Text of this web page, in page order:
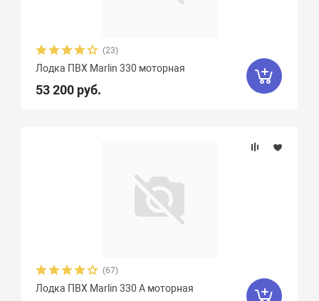
(23)
Лодка ПВХ Marlin 330 моторная
53 200 руб.
(67)
Лодка ПВХ Marlin 330 A моторная